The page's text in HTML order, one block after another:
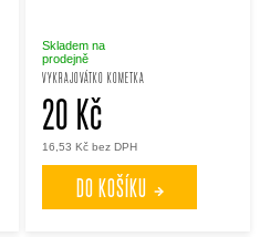
VYKRAJOVÁTKO KOMETKA
Skladem na
prodejně
16,53 Kč bez DPH
20 Kč
DO KOŠÍKU